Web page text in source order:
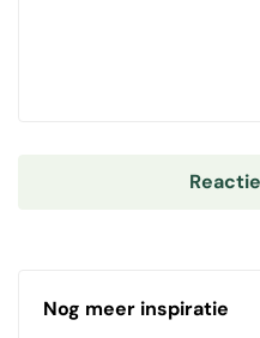
Nog meer inspiratie